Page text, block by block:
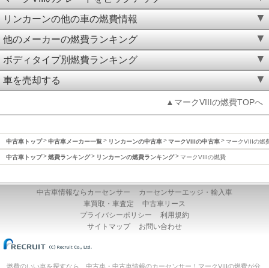
リンカーンの他の車の燃費情報
他のメーカーの燃費ランキング
ボディタイプ別燃費ランキング
車を売却する
▲マークVIIIの燃費TOPへ
中古車トップ 中古車メーカー一覧 リンカーンの中古車 マークVIIIの中古車 マークVIIIの燃
中古車トップ 燃費ランキング リンカーンの燃費ランキング マークVIIIの燃費
中古車情報ならカーセンサー
カーセンサーエッジ・輸入車
車買取・車査定
中古車リース
プライバシーポリシー
利用規約
サイトマップ
お問い合わせ
燃費のいい車を探すなら、中古車・中古車情報のカーセンサー！マークVIIIの燃費が分